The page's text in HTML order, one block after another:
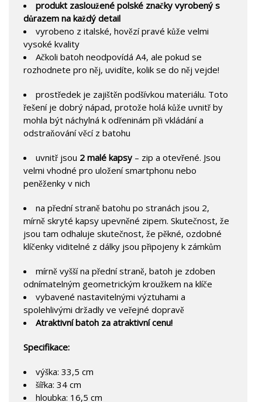
produkt zasloužené polské značky vyrobený s
důrazem na každý detail
vyrobeno z italské, hovězí pravé kůže velmi
vysoké kvality
Ačkoli batoh neodpovídá A4, ale pokud se
rozhodnete pro něj, uvidíte, kolik se do něj vejde!
prostředek je zajištěn podšívkou materiálu. Toto
řešení je dobrý nápad, protože holá kůže uvnitř by
mohla být náchylná k odřeninám při vkládání a
odstraňování věcí z batohu
uvnitř jsou 2 malé kapsy– zip a otevřené. Jsou
velmi vhodné pro uložení smartphonu nebo
peněženky v nich
na přední straně batohu po stranách jsou 2,
mírně skryté kapsy upevněné zipem. Skutečnost, že
jsou tam odhaluje skutečnost, že pěkné, ozdobné
klíčenky viditelné z dálky jsou připojeny k zámkům
mírně vyšší na přední straně, batoh je zdoben
odnímatelným geometrickým kroužkem na klíče
vybavené nastavitelnými výztuhami a
spolehlivými držadly ve veřejné dopravě
Atraktivní batoh za atraktivní cenu!
Specifikace:
výška: 33,5 cm
šířka: 34 cm
hloubka: 16,5 cm